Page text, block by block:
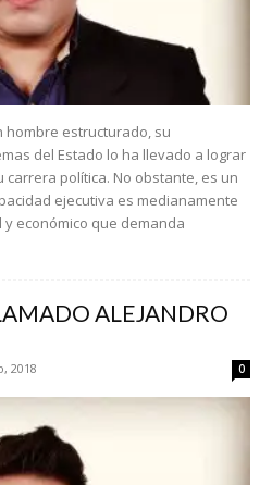
hombre estructurado, su
del Estado lo ha llevado a lograr
política. No obstante, es un
ejecutiva es medianamente
económico que demanda
ALEJANDRO
2018 0